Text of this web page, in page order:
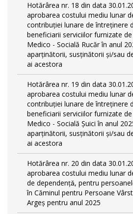
Hotărârea nr. 18 din data
aprobarea costului mediu lunar
contribuției lunare de întreținere
beneficiarii serviciilor furnizate
Medico - Socială Rucăr în anul
aparținătorii, susținătorii și/sau
ai acestora
Hotărârea nr. 19 din data
aprobarea costului mediu lunar
contribuției lunare de întreținere
beneficiarii serviciilor furnizate
Medico - Socială Șuici în anul
aparținătorii, susținătorii și/sau
ai acestora
Hotărârea nr. 20 din data
aprobarea costului mediu lunar
de dependențǎ, pentru
în Căminul pentru Persoane
Argeș pentru anul 2025